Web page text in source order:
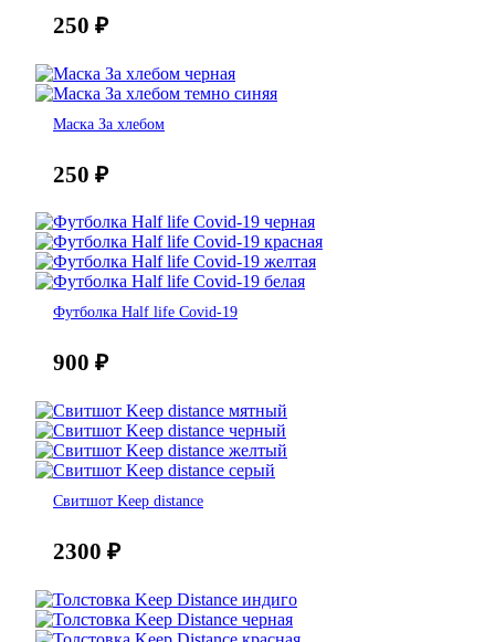
250 ₽
Маска За хлебом
250 ₽
Футболка Half life Covid-19
900 ₽
Свитшот Keep distance
2300 ₽